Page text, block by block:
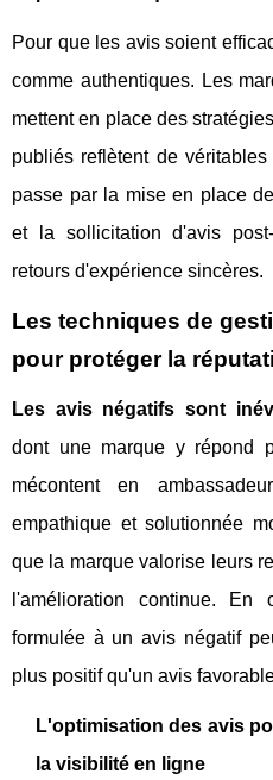
Pour que les avis soient
comme authentiques. Les
mettent en place des
publiés reflètent de
passe par la mise en place
et la sollicitation d'avis
retours d'expérience sincères.
Les techniques de
pour protéger la
Les avis négatifs sont
dont une marque y répond
mécontent en
empathique et solutionnée
que la marque valorise leurs
l'amélioration continue. En
formulée à un avis négatif
plus positif qu'un avis
L'optimisation des avis
la visibilité en ligne